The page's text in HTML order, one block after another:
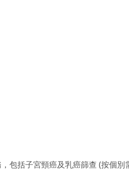
包括子宮頸癌及乳癌篩查 (按個別